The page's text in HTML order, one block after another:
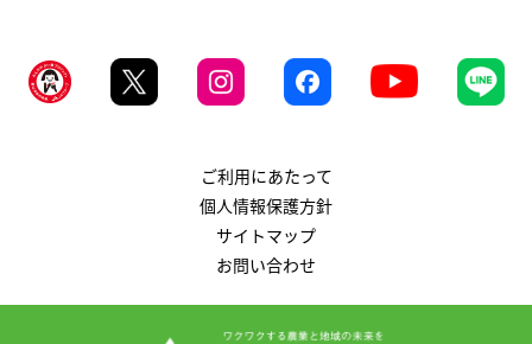
ご利用にあたって
個人情報保護方針
サイトマップ
お問い合わせ